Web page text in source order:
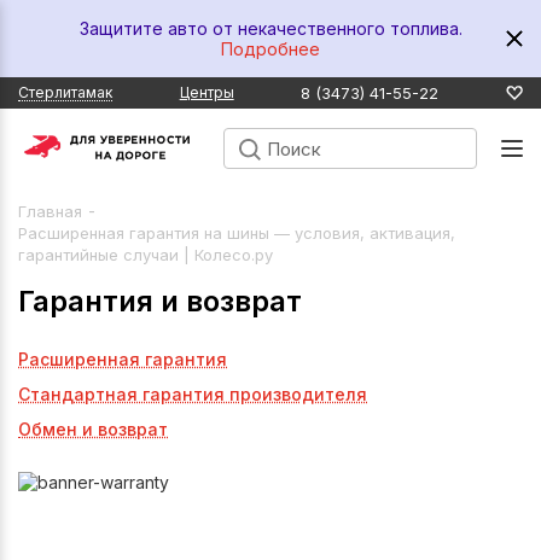
Защитите авто от некачественного топлива.
Подробнее
Стерлитамак Центры 8 (3473) 41-55-22
Главная -
Расширенная гарантия на шины — условия, активация,
гарантийные случаи | Колесо.ру
Гарантия и возврат
Расширенная гарантия
Стандартная гарантия производителя
Обмен и возврат